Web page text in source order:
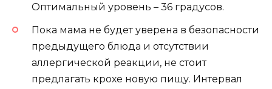
Оптимальный уровень – 36 градусов.
Пока мама не будет уверена в безопасности
предыдущего блюда и отсутствии
аллергической реакции, не стоит
предлагать крохе новую пищу. Интервал